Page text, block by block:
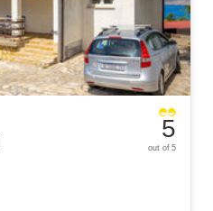
5
out of 5